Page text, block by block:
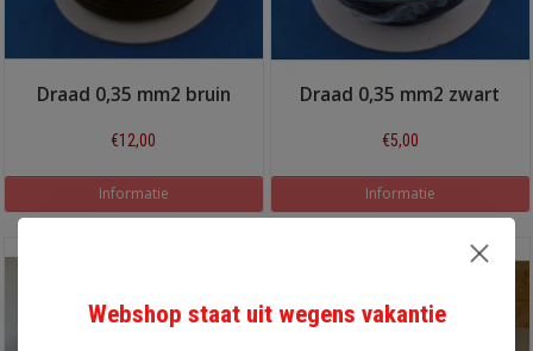
Draad 0,35 mm2 bruin
€12,00
Informatie
Draad 0,35 mm2 zwart
€5,00
Informatie
Webshop staat uit wegens vakantie